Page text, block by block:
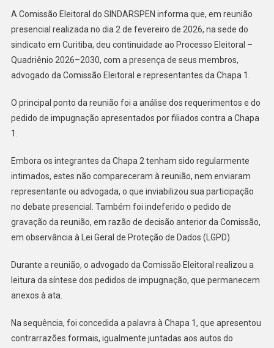
Da
Comissão
Eleitoral
Sobre
Pedidos
Impugnação
E
Do
Processo
De
A Comissão Eleitoral do SINDARSPEN informa que, em reunião
presencial realizada no dia 2 de fevereiro de 2026, na sede do
sindicato em Curitiba, deu continuidade ao Processo Eleitoral –
Quadriênio 2026–2030, com a presença de seus membros,
advogado da Comissão Eleitoral e representantes da Chapa 1.
O principal ponto da reunião foi a análise dos requerimentos e do
pedido de impugnação apresentados por filiados contra a Chapa
1.
Embora os integrantes da Chapa 2 tenham sido regularmente
intimados, estes não compareceram à reunião, nem enviaram
representante ou advogada, o que inviabilizou sua participação
no debate presencial. Também foi indeferido o pedido de
gravação da reunião, em razão de decisão anterior da Comissão,
em observância à Lei Geral de Proteção de Dados (LGPD).
Durante a reunião, o advogado da Comissão Eleitoral realizou a
leitura da síntese dos pedidos de impugnação, que permanecem
anexos à ata.
Na sequência, foi concedida a palavra à Chapa 1, que apresentou
contrarrazões formais, igualmente juntadas aos autos do